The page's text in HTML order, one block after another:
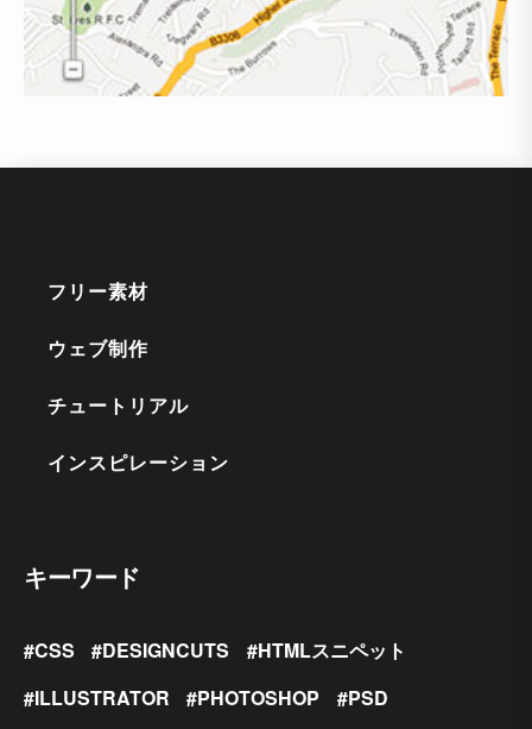
フリー素材
ウェブ制作
チュートリアル
インスピレーション
キーワード
CSS DESIGNCUTS
HTMLスニペット
ILLUSTRATOR
PHOTOSHOP
PSD